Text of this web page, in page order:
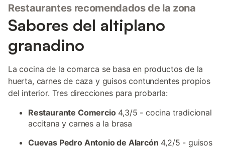
Restaurantes recomendados de la zona
Sabores del altiplano
granadino
La cocina de la comarca se basa en productos de la
huerta, carnes de caza y guisos contundentes propios
del interior. Tres direcciones para probarla:
Restaurante Comercio4,3/5 - cocina tradicional
accitana y carnes a la brasa
Cuevas Pedro Antonio de Alarcón 4,2/5 - guisos